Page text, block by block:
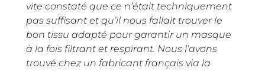
vite constaté que ce n’était techniquement
pas suffisant et qu’il nous fallait trouver le
bon tissu adapté pour garantir un masque
à la fois filtrant et respirant. Nous l’avons
trouvé chez un fabricant français via la